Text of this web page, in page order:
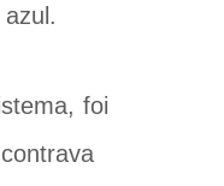
foi